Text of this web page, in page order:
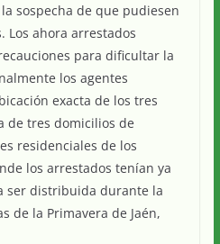
sospecha de que pudiesen
Los ahora arrestados
para dificultar la
los agentes
exacta de los tres
de tres domicilios de
residenciales de los
los arrestados tenían ya
ser distribuida durante la
de la Primavera de Jaén,